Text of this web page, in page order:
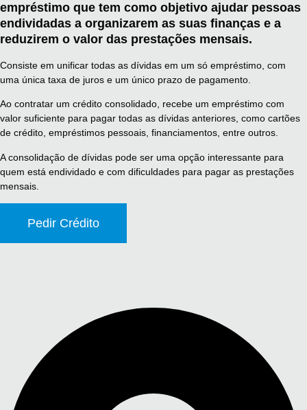
empréstimo que tem como objetivo ajudar pessoas
endividadas a organizarem as suas finanças e a
reduzirem o valor das prestações mensais.
Consiste em unificar todas as dívidas em um só empréstimo, com
uma única taxa de juros e um único prazo de pagamento.
Ao contratar um crédito consolidado, recebe um empréstimo com
valor suficiente para pagar todas as dívidas anteriores, como cartões
de crédito, empréstimos pessoais, financiamentos, entre outros.
A consolidação de dívidas pode ser uma opção interessante para
quem está endividado e com dificuldades para pagar as prestações
mensais.
Pedir Crédito